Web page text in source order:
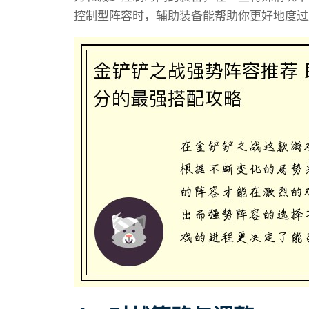
控制型阵容时，辅助装备能帮助你更好地度